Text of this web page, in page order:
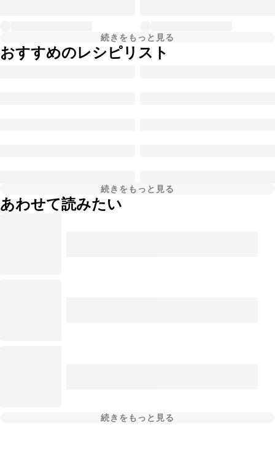
続きをもっと見る
おすすめのレシピリスト
続きをもっと見る
あわせて読みたい
続きをもっと見る